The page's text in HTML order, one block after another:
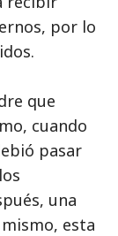
por lo
que
cuando
pasar
una
esta